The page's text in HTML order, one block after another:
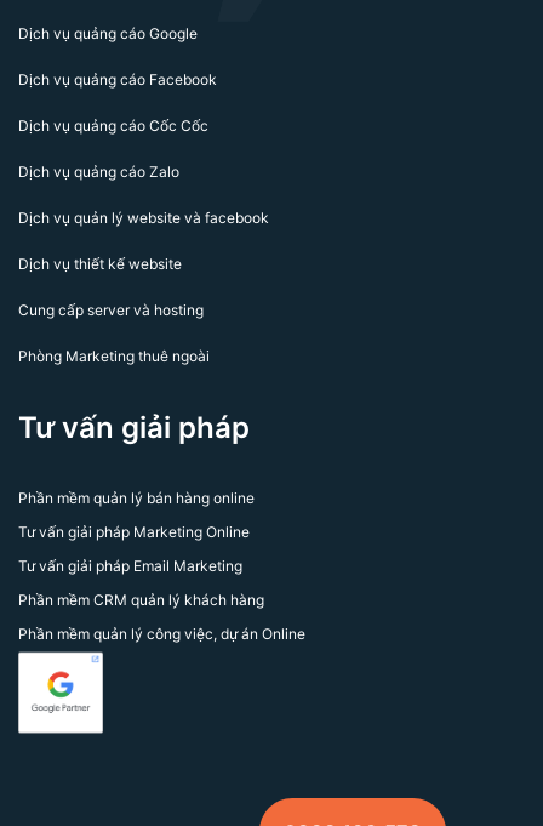
Dịch vụ quảng cáo Google
Dịch vụ quảng cáo Facebook
Dịch vụ quảng cáo Cốc Cốc
Dịch vụ quảng cáo Zalo
Dịch vụ quản lý website và facebook
Dịch vụ thiết kế website
Cung cấp server và hosting
Phòng Marketing thuê ngoài
Tư vấn giải pháp
Phần mềm quản lý bán hàng online
Tư vấn giải pháp Marketing Online
Tư vấn giải pháp Email Marketing
Phần mềm CRM quản lý khách hàng
Phần mềm quản lý công việc, dự án Online